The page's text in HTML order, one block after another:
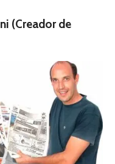
(Creador de